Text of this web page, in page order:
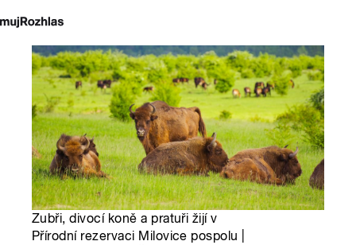
Zubři, divocí koně a pratuři žijí v
Přírodní rezervaci Milovice pospolu |